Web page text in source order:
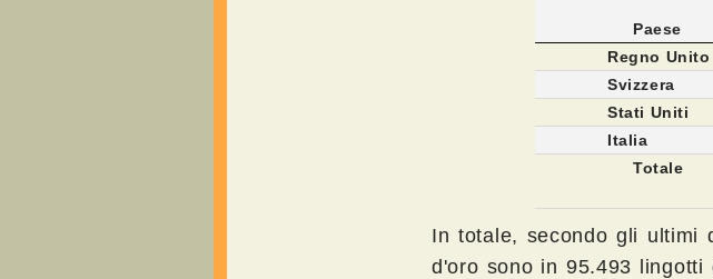
Paese
Regno Unito
Svizzera
Stati Uniti
Italia
Totale
In totale, secondo gli ultimi
d'oro sono in 95.493 lingotti